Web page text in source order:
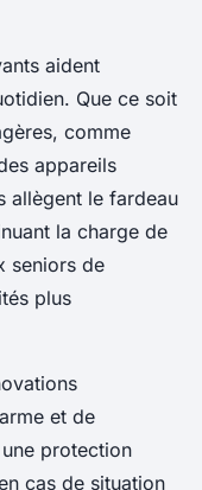
aident
Que ce soit
comme
appareils
allègent le fardeau
la charge de
seniors de
plus
et de
protection
cas de situation